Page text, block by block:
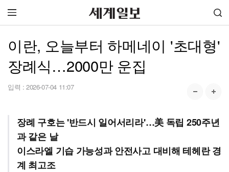
이란, 오늘부터 하메네이 '초대형'
장례식…2000만 운집
입력 : 2026-07-04 11:07
장례 구호는 '반드시 일어서리라'…美 독립 250주년
과 같은 날
이스라엘 기습 가능성과 안전사고 대비해 테헤란 경
계 최고조